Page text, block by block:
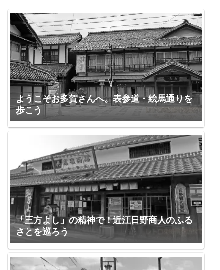
ようこそお多賀さんへ。表参道・絵馬通りを
歩こう
「三方よし」の精神で！近江日野商人のふる
さとを巡ろう